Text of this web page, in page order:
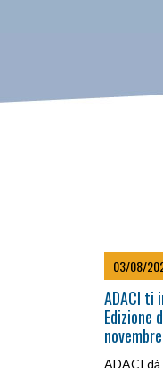
03/08/
ADACI ti
Edizione
novembre
ADACI